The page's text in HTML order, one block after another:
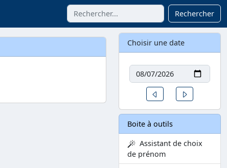
Rechercher
Choisir une date
Date
Un jour avant
Boite à outils
Assistant de choix
de prénom